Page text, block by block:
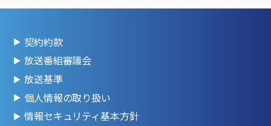
契約約款
放送番組審議会
放送基準
個人情報の取り扱い
情報セキュリティ基本方針